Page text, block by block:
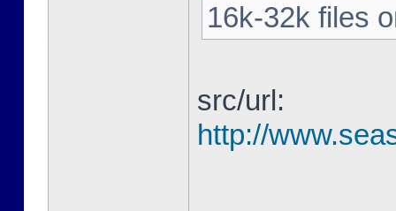
16k-32k files
src/url:
http://